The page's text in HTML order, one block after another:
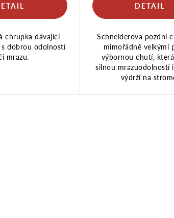
chrupka dávající
dobrou odolností
mrazu.
Schneiderova pozdní
mimořádně velkými
výbornou chutí,
silnou mrazuodolností
výdrží na